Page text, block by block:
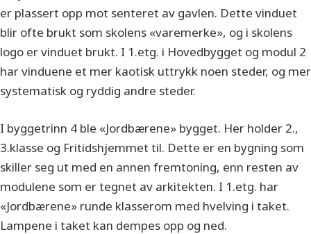
er plassert opp mot senteret av gavlen. Dette vinduet
blir ofte brukt som skolens «varemerke», og i skolens
logo er vinduet brukt. I 1.etg. i Hovedbygget og modul 2
har vinduene et mer kaotisk uttrykk noen steder, og mer
systematisk og ryddig andre steder.
I byggetrinn 4 ble «Jordbærene» bygget. Her holder 2.,
3.klasse og Fritidshjemmet til. Dette er en bygning som
skiller seg ut med en annen fremtoning, enn resten av
modulene som er tegnet av arkitekten. I 1.etg. har
«Jordbærene» runde klasserom med hvelving i taket.
Lampene i taket kan dempes opp og ned.